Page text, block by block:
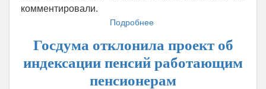
комментировали.
Подробнеео
принял
производству
иск
Госдума отклонила проект об
индексации пенсий работающим
пенсионерам